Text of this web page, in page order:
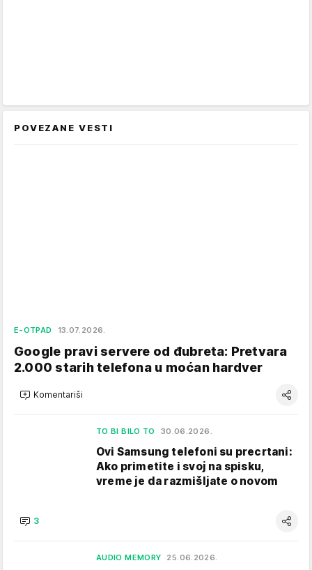
POVEZANE VESTI
E-OTPAD 13.07.2026.
Google pravi servere od đubreta: Pretvara
2.000 starih telefona u moćan hardver
Komentariši
TO BI BILO TO 30.06.2026.
Ovi Samsung telefoni su precrtani:
Ako primetite i svoj na spisku,
vreme je da razmišljate o novom
3
AUDIO MEMORY 25.06.2026.